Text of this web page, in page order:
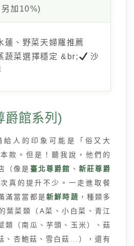
加10%)
蓮、野菜天婦羅推薦
蔬菜選擇穩定 &br;
沙
爵館系列)
給人的印象可能是「俗又大
款。但是！聽我說，他們的
（像是 臺北尊爵館 、 新莊尊爵
真的提升不少。一走進取餐
滿當當都是新鮮時蔬 ，種類多
葉菜類（A菜、小白菜、青江
類（南瓜、芋頭、玉米）、菇
、杏鮑菇、雪白菇...），還有